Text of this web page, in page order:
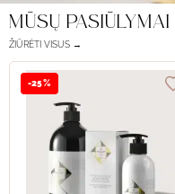
MŪSŲ PASIŪLYMAI
ŽIŪRĖTI VISUS →
-25%